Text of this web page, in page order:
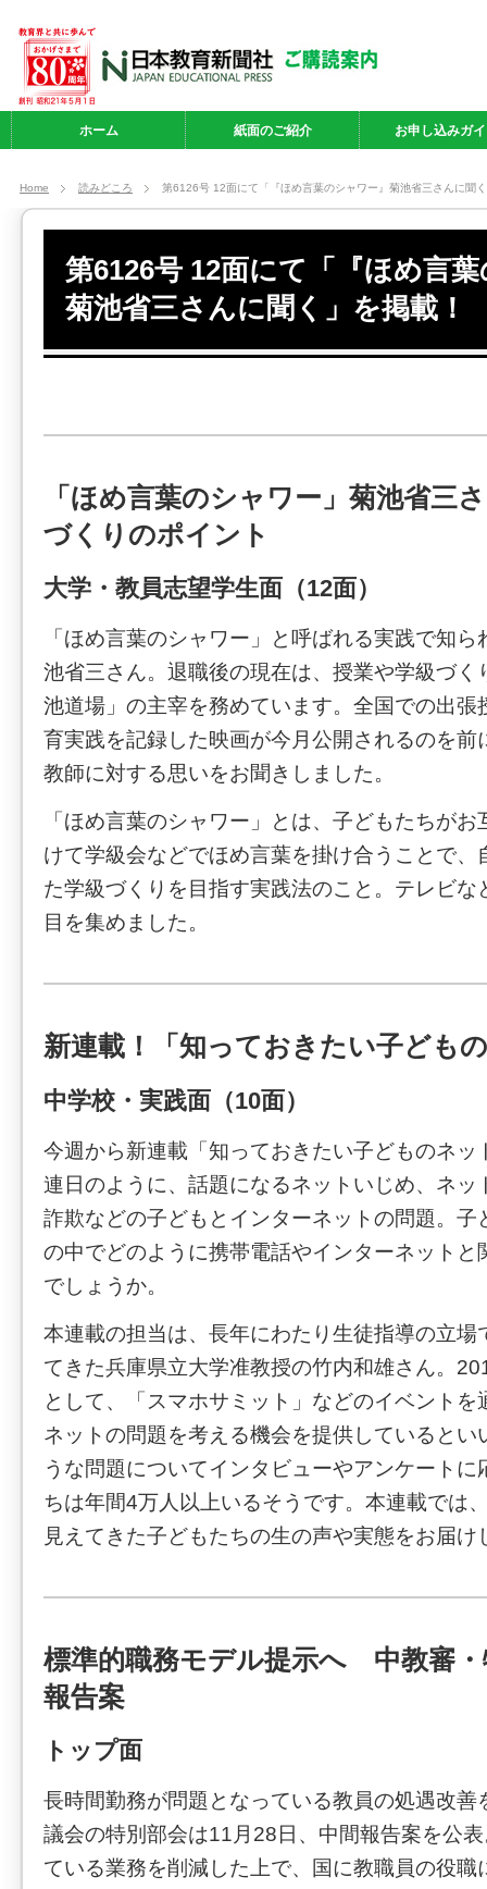
ホーム 紙面のご紹介 お申し込みガ
Home 読みどころ 第6126号 12面にて「『ほめ言葉のシャワー』菊池省三さんに聞
第6126号 12面にて「『ほめ言
菊池省三さんに聞く」を掲載！
「ほめ言葉のシャワー」菊池省三
づくりのポイント
大学・教員志望学生面（12面）
「ほめ言葉のシャワー」と呼ばれる実践で知
池省三さん。退職後の現在は、授業や学級づく
池道場」の主宰を務めています。全国での出張
育実践を記録した映画が今月公開されるのを前
教師に対する思いをお聞きしました。
「ほめ言葉のシャワー」とは、子どもたちが
けて学級会などでほめ言葉を掛け合うことで、
た学級づくりを目指す実践法のこと。テレビな
目を集めました。
新連載！「知っておきたい子ども
中学校・実践面（10面）
今週から新連載「知っておきたい子どものネッ
連日のように、話題になるネットいじめ、ネッ
詐欺などの子どもとインターネットの問題。子
の中でどのように携帯電話やインターネットと
でしょうか。
本連載の担当は、長年にわたり生徒指導の立場
てきた兵庫県立大学准教授の竹内和雄さん。
として、「スマホサミット」などのイベントを
ネットの問題を考える機会を提供しているとい
うな問題についてインタビューやアンケートに
ちは年間4万人以上いるそうです。本連載では
見えてきた子どもたちの生の声や実態をお届け
標準的職務モデル提示へ 中教審・
報告案
トップ面
長時間勤務が問題となっている教員の処遇改善
議会の特別部会は11月28日、中間報告案を公
ている業務を削減した上で、国に教職員の役職